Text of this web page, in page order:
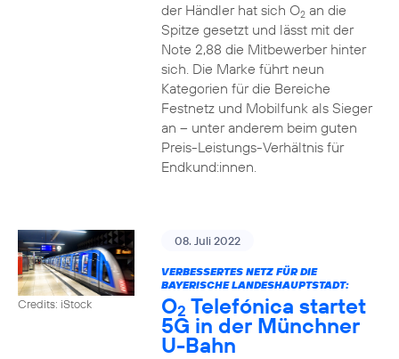
der Händler hat sich O2an die
Spitze gesetzt und lässt mit der
Note 2,88 die Mitbewerber hinter
sich. Die Marke führt neun
Kategorien für die Bereiche
Festnetz und Mobilfunk als Sieger
an – unter anderem beim guten
Preis-Leistungs-Verhältnis für
Endkund:innen.
Credits: iStock
08. Juli 2022
VERBESSERTES NETZ FÜR DIE
BAYERISCHE LANDESHAUPTSTADT:
O2 Telefónica startet
5G in der Münchner
U-Bahn